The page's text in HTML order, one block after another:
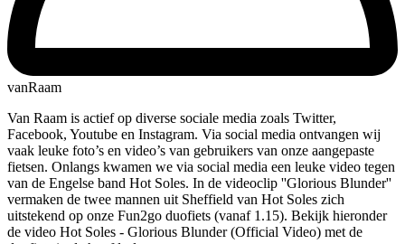
vanRaam
Van Raam is actief op diverse sociale media zoals Twitter,
Facebook, Youtube en Instagram. Via social media ontvangen wij
vaak leuke foto’s en video’s van gebruikers van onze aangepaste
fietsen. Onlangs kwamen we via social media een leuke video tegen
van de Engelse band Hot Soles. In de videoclip ''Glorious Blunder''
vermaken de twee mannen uit Sheffield van Hot Soles zich
uitstekend op onze Fun2go duofiets (vanaf 1.15). Bekijk hieronder
de video Hot Soles - Glorious Blunder (Official Video) met de